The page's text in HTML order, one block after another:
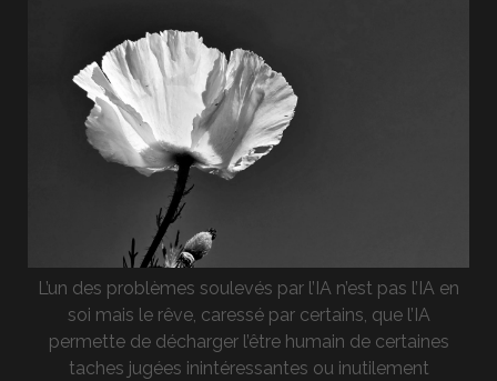
L’un des problèmes soulevés par l’IA n’est pas l’IA en
soi mais le rêve, caressé par certains, que l’IA
permette de décharger l’être humain de certaines
taches jugées inintéressantes ou inutilement